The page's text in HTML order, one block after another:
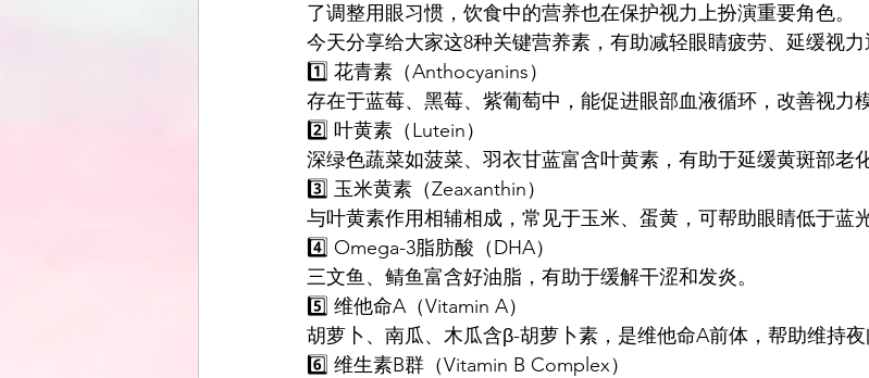
了调整用眼习惯，饮食中的营养也在保护视力上扮演重要角色。
今天分享给大家这8种关键营养素，有助减轻眼睛疲劳、延缓视力
1️⃣ 花青素（Anthocyanins）
存在于蓝莓、黑莓、紫葡萄中，能促进眼部血液循环，改善视力模
2️⃣ 叶黄素（Lutein）
深绿色蔬菜如菠菜、羽衣甘蓝富含叶黄素，有助于延缓黄斑部老化
3️⃣ 玉米黄素（Zeaxanthin）
与叶黄素作用相辅相成，常见于玉米、蛋黄，可帮助眼睛低于蓝光
4️⃣ Omega-3脂肪酸（DHA）
三文鱼、鲭鱼富含好油脂，有助于缓解干涩和发炎。
5️⃣ 维他命A（Vitamin A）
胡萝卜、南瓜、木瓜含β-胡萝卜素，是维他命A前体，帮助维持夜
6️⃣ 维生素B群（Vitamin B Complex）